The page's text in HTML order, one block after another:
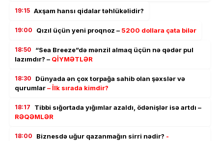
19:15 Axşam hansı qidalar təhlükəlidir?
19:00 Qızıl üçün yeni proqnoz – 5200 dollara çata bilər
18:50
“Sea Breeze”də mənzil almaq üçün nə qədər pul
lazımdır? – QİYMƏTLƏR
18:30
Dünyada ən çox torpağa sahib olan şəxslər və
qurumlar– İlk sırada kimdir?
18:17
Tibbi sığortada yığımlar azaldı, ödənişlər isə artdı –
RƏQƏMLƏR
18:00 Biznesdə uğur qazanmağın sirri nədir? -